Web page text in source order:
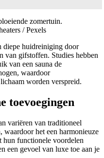
/ Pexels
diepe huidreiniging door
van gifstoffen. Studies hebben
van een sauna de
waardoor
worden verspreid.
toevoegingen
variëren van traditioneel
het een harmonieuze
functionele voordelen
een gevoel van luxe toe aan je